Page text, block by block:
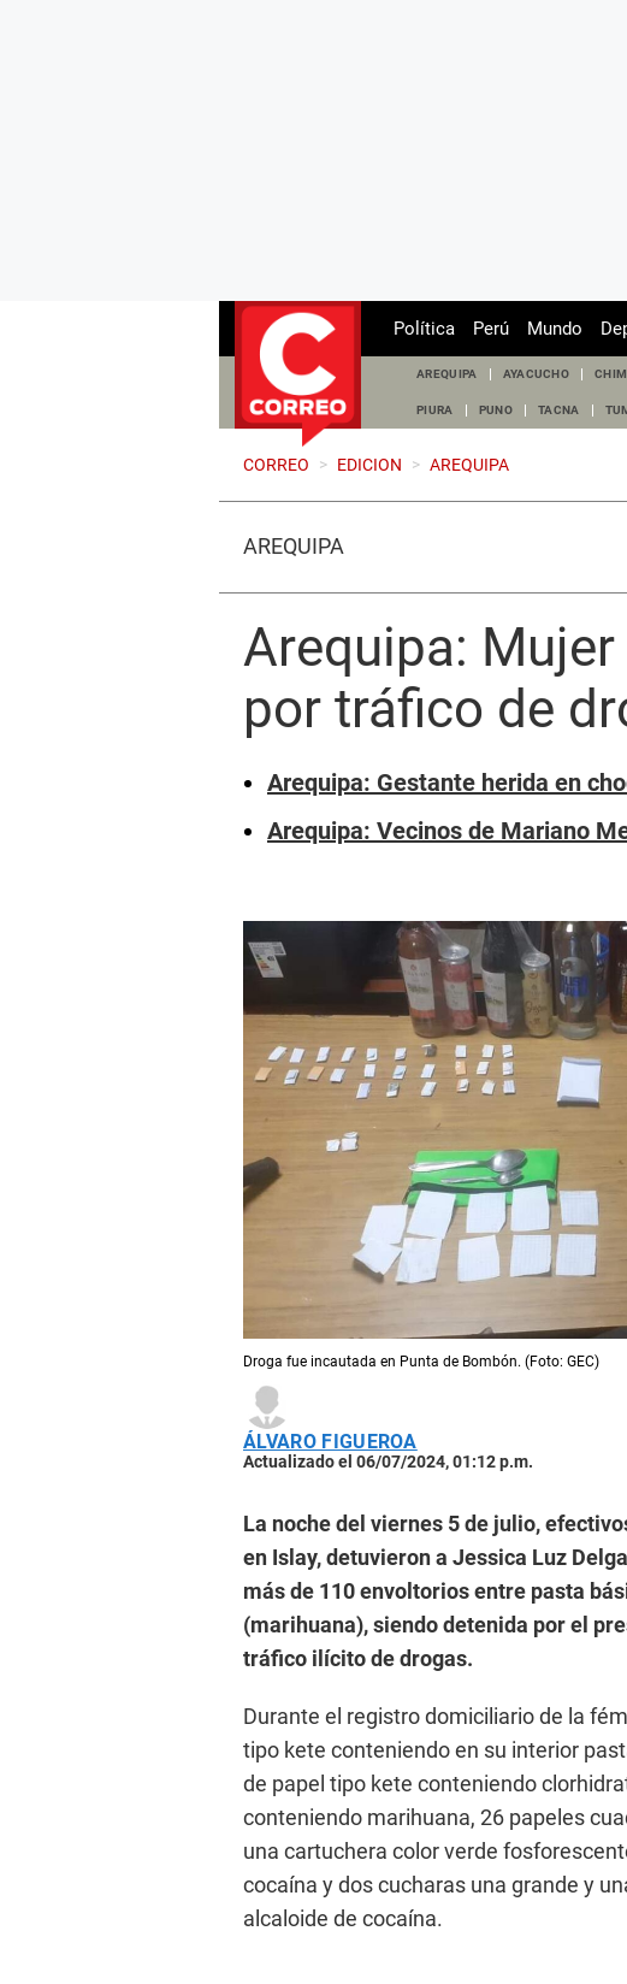
Política Perú Mundo
AREQUIPA AYACUCHO
PIURA PUNO TACNA
CORREO > EDICION > AREQUIPA
AREQUIPA
Arequipa:
por tráfico de
Arequipa: Gestante herida en
Arequipa: Vecinos de Mariano
Droga fue incautada en Punta de Bombón. (Foto: GEC)
ÁLVARO FIGUEROA
Actualizado el 06/07/2024, 01:12 p.m.
La noche del viernes 5 de julio,
en Islay, detuvieron a Jessica Luz
más de 110 envoltorios entre pasta
(marihuana), siendo detenida por el
tráfico ilícito de drogas.
Durante el registro domiciliario de la
tipo kete conteniendo en su interior
de papel tipo kete conteniendo
conteniendo marihuana, 26 papeles
una cartuchera color verde
cocaína y dos cucharas una grande y
alcaloide de cocaína.